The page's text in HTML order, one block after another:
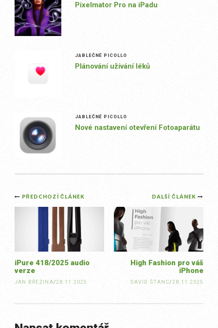
Pixelmator Pro na iPadu
JABLEČNÉ PICOLLO
Plánování užívání léků
JABLEČNÉ PICOLLO
Nové nastavení otevření Fotoaparátu
Post
navigation
DALŠÍ ČLÁNEK
High Fashion pro váš
iPhone
DAVID ŠTANC/28.11.2025
PŘEDCHOZÍ ČLÁNEK
iPure 418/2025 audio
verze
JAN BŘEZINA/28.11.2025